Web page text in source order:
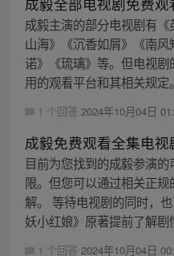
成毅主演的部分电视剧有
山海》《沉香如屑》《南
诺》《琉璃》等。但电视
用的观看平台和其相关规
1 个回答 2024年10月04日
成毅免费观看全集电视
目前为您找到的成毅参演
限。但您可以通过相关正
解。 等待电视剧的同时，
妖小红娘》原著提前了解剧
1 个回答 2024年10月04日